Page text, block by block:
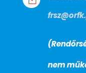
nem